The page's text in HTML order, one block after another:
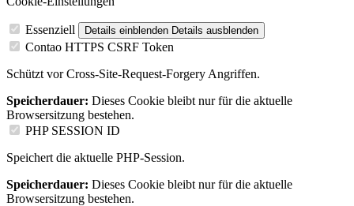
Essenziell Details einblenden Details ausblenden
Contao HTTPS CSRF Token
Schützt vor Cross-Site-Request-Forgery Angriffen.
Speicherdauer: Dieses Cookie bleibt nur für die aktuelle
Browsersitzung bestehen.
PHP SESSION ID
Speichert die aktuelle PHP-Session.
Speicherdauer: Dieses Cookie bleibt nur für die aktuelle
Browsersitzung bestehen.